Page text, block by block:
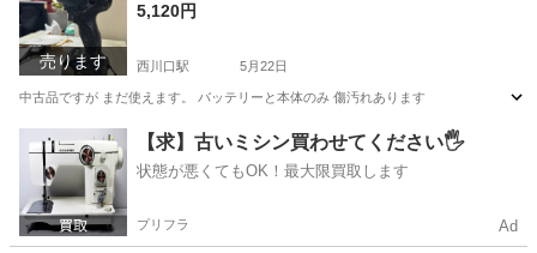
売ります
5,120円
西川口駅 5月22日
中古品ですが まだ使えます。 バッテリーと本体のみ 傷汚れあります
埼玉 川口市 西川口駅 その他 インパクト
【求】古いミシン買わせてください🖐️
状態が悪くてもOK！最大限買取します
プリフラ Ad